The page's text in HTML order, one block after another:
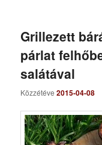
Grillezett
párlat
salátával
Közzétéve2015-04-08